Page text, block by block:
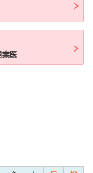
業医